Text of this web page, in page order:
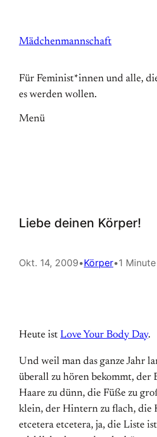
springen
Mädchenmannschaft
Für Feminist*innen und alle,
es werden wollen.
Menü
Liebe deinen Körper!
Okt. 14, 2009•Körper•1
Heute ist Love Your Body Day.
Und weil man das ganze Jahr
überall zu hören bekommt, der
Haare zu dünn, die Füße zu
klein, der Hintern zu flach, die
etcetera etcetera, ja, die Liste